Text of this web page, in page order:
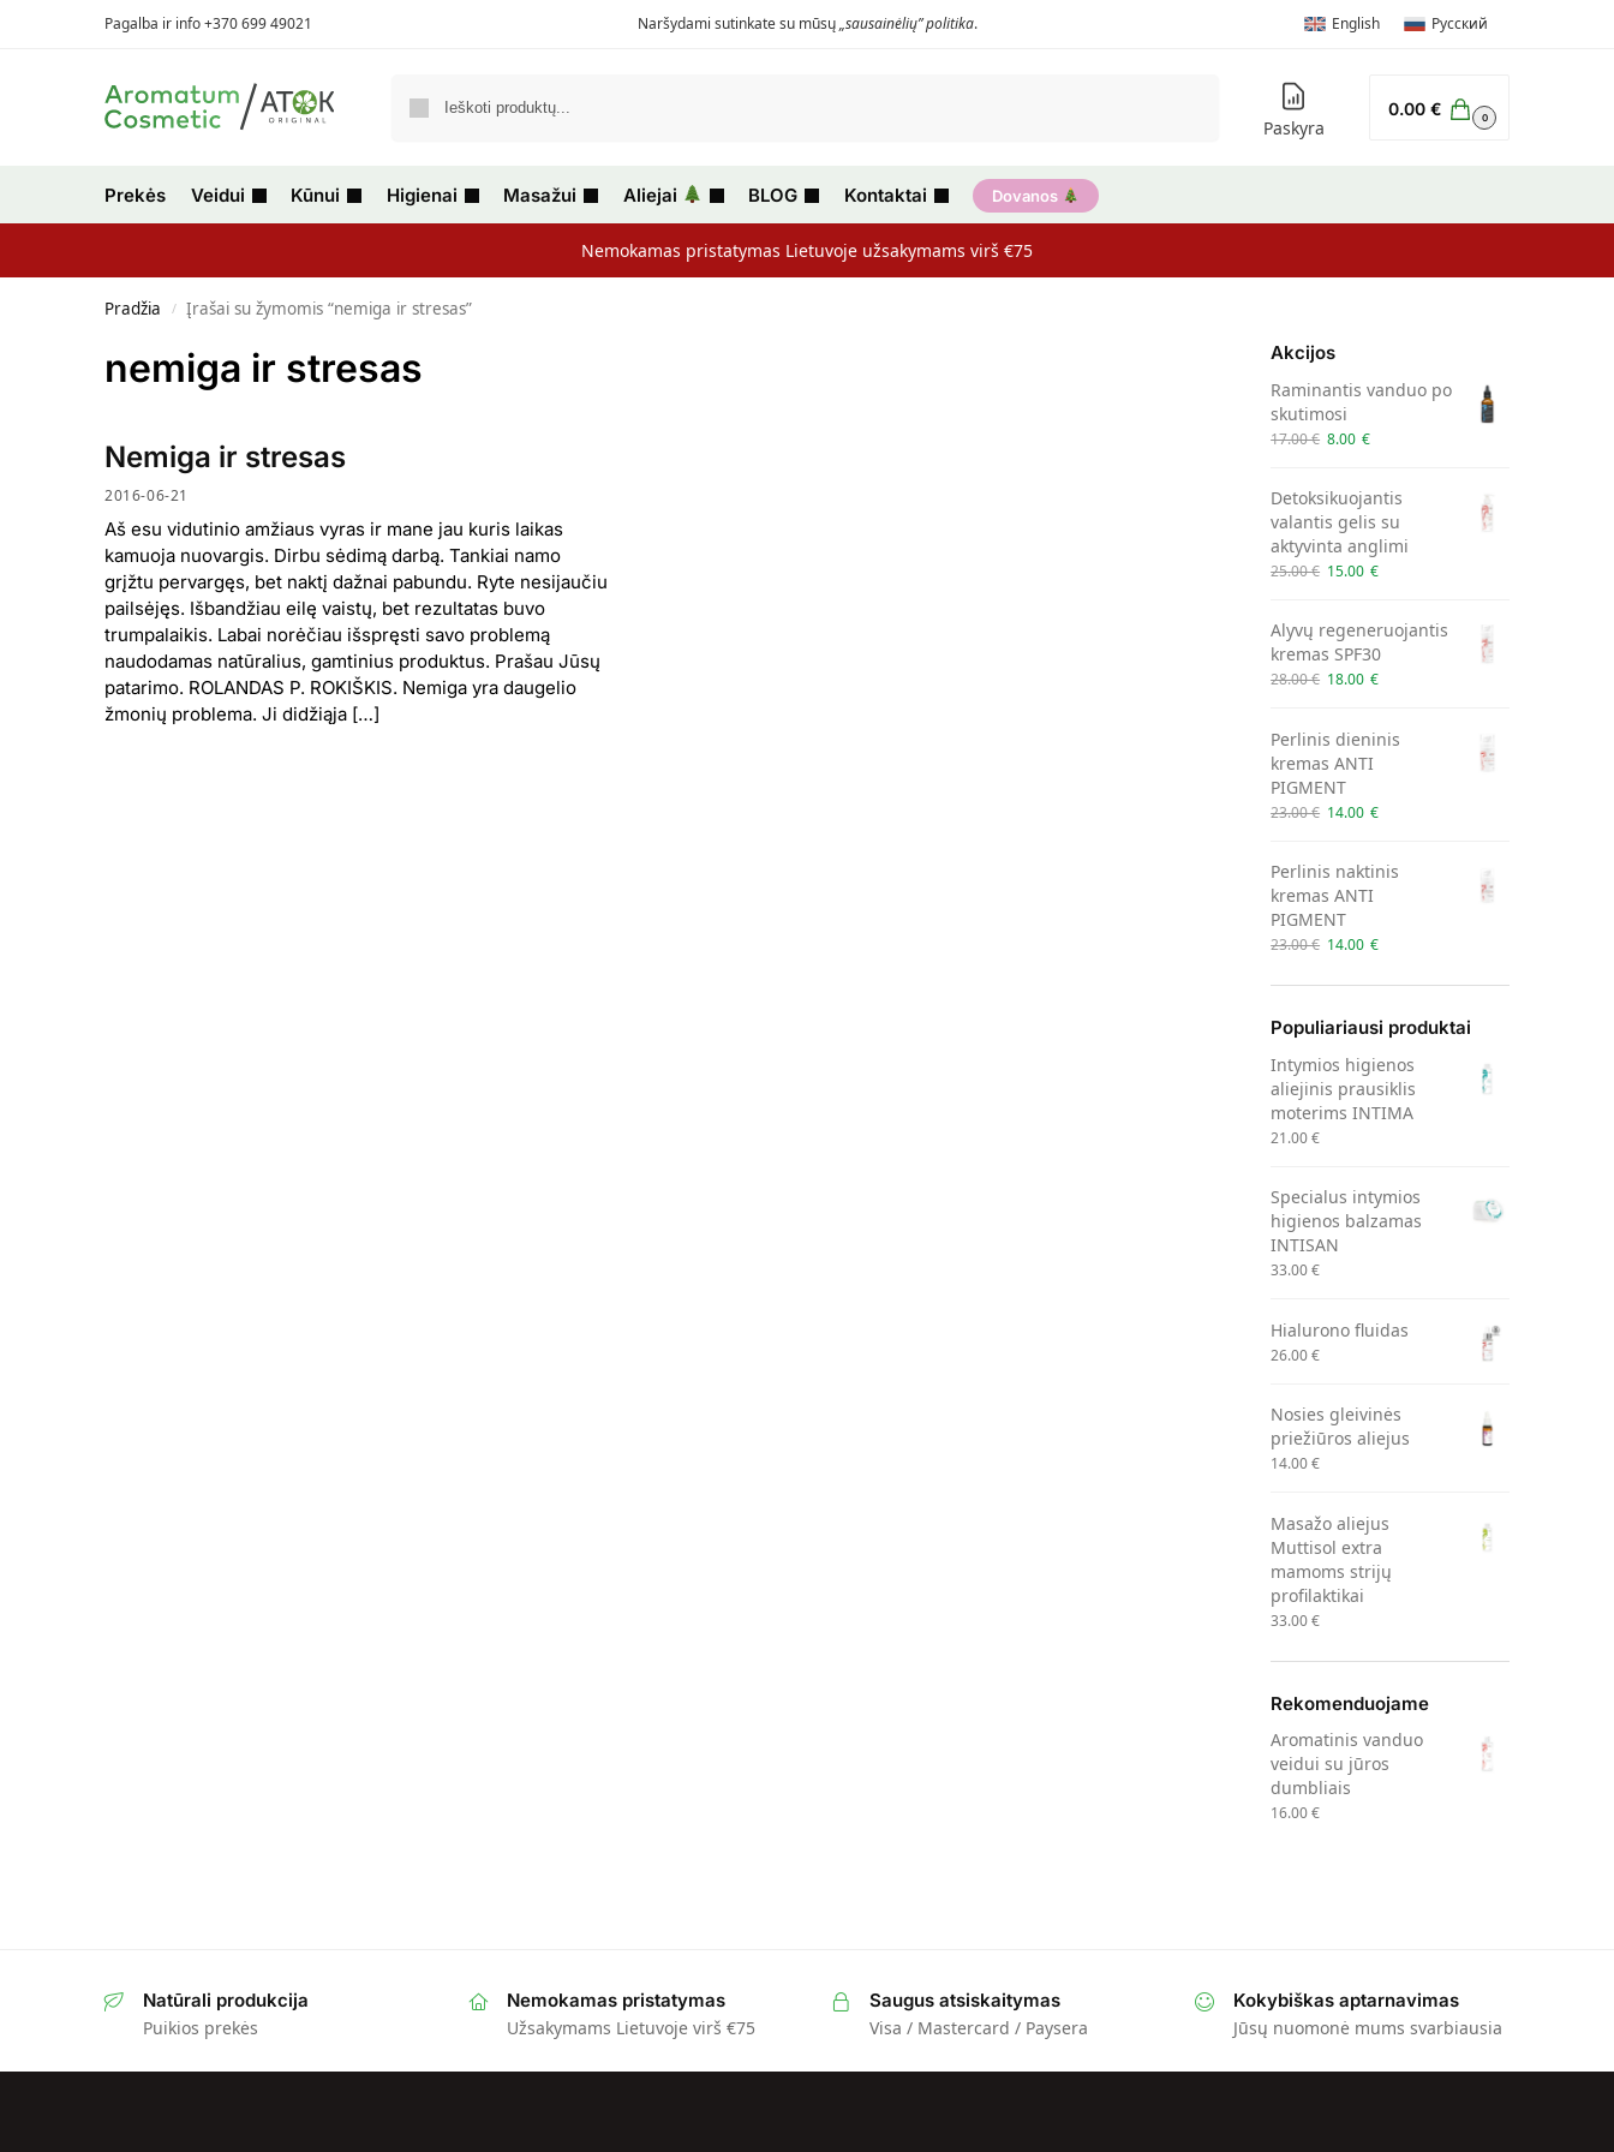
Pagalba ir info +370 699 49021 Naršydami sutinkate su mūsų„sausainėlių” politika. English Русский
Paskyra
0.00 € 0
Prekės Veidui Kūnui Higienai Masažui Aliejai BLOG Kontaktai Dovanos
Nemokamas pristatymas Lietuvoje užsakymams virš €75
Pradžia / Įrašai su žymomis “nemiga ir stresas”
nemiga ir stresas
Nemiga ir stresas
2016-06-21
Aš esu vidutinio amžiaus vyras ir mane jau kuris laikas
kamuoja nuovargis. Dirbu sėdimą darbą. Tankiai namo
grįžtu pervargęs, bet naktį dažnai pabundu. Ryte nesijaučiu
pailsėjęs. Išbandžiau eilę vaistų, bet rezultatas buvo
trumpalaikis. Labai norėčiau išspręsti savo problemą
naudodamas natūralius, gamtinius produktus. Prašau Jūsų
patarimo. ROLANDAS P. ROKIŠKIS. Nemiga yra daugelio
žmonių problema. Ji didžiąja […]
Akcijos
Raminantis vanduo po
skutimosi
17.00€ 8.00 €
Detoksikuojantis
valantis gelis su
aktyvinta anglimi
25.00€ 15.00 €
Alyvų regeneruojantis
kremas SPF30
28.00€ 18.00 €
Perlinis dieninis
kremas ANTI
PIGMENT
23.00€ 14.00 €
Perlinis naktinis
kremas ANTI
PIGMENT
23.00€ 14.00 €
Populiariausi produktai
Intymios higienos
aliejinis prausiklis
moterims INTIMA
21.00€
Specialus intymios
higienos balzamas
INTISAN
33.00€
Hialurono fluidas
26.00€
Nosies gleivinės
priežiūros aliejus
14.00€
Masažo aliejus
Muttisol extra
mamoms strijų
profilaktikai
33.00€
Rekomenduojame
Aromatinis vanduo
veidui su jūros
dumbliais
16.00€
Natūrali produkcija
Puikios prekės
Nemokamas pristatymas
Užsakymams Lietuvoje virš €75
Saugus atsiskaitymas
Visa / Mastercard / Paysera
Kokybiškas aptarnavimas
Jūsų nuomonė mums svarbiausia